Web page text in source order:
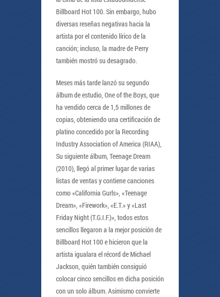
Billboard Hot 100. Sin embargo, hubo
diversas reseñas negativas hacia la
artista por el contenido lírico de la
canción; incluso, la madre de Perry
también mostró su desagrado.
Meses más tarde lanzó su segundo
álbum de estudio, One of the Boys, que
ha vendido cerca de 1,5 millones de
copias, obteniendo una certificación de
platino concedido por la Recording
Industry Association of America (RIAA),
Su siguiente álbum, Teenage Dream
(2010), llegó al primer lugar de varias
listas de ventas y contiene canciones
como «California Gurls», «Teenage
Dream», «Firework», «E.T.» y «Last
Friday Night (T.G.I.F.)», todos estos
sencillos llegaron a la mejor posición de
Billboard Hot 100 e hicieron que la
artista igualara el récord de Michael
Jackson, quién también consiguió
colocar cinco sencillos en dicha posición
con un solo álbum. Asimismo convierte